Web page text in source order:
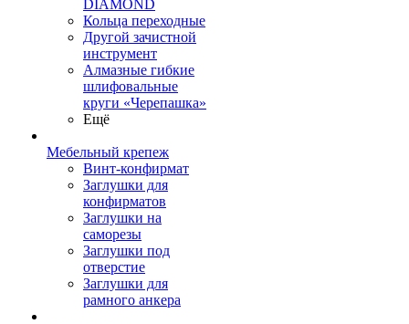
DIAMOND
Кольца переходные
Другой зачистной
инструмент
Алмазные гибкие
шлифовальные
круги «Черепашка»
Ещё
Мебельный крепеж
Винт-конфирмат
Заглушки для
конфирматов
Заглушки на
саморезы
Заглушки под
отверстие
Заглушки для
рамного анкера